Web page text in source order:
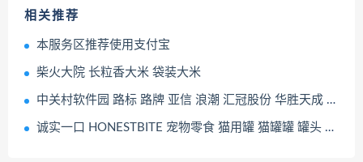
相关推荐
本服务区推荐使用支付宝
柴火大院 长粒香大米 袋装大米
中关村软件园 路标 路牌 亚信 浪潮 汇冠股份 华胜天成 上地 后厂村 互联网 大厂
诚实一口 HONESTBITE 宠物零食 猫用罐 猫罐罐 罐头 宠物食品